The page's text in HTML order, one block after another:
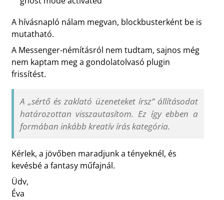
A hívásnapló nálam megvan, blockbusterként be is
mutatható.
A Messenger-némításról nem tudtam, sajnos még
nem kaptam meg a gondolatolvasó plugin
frissítést.
A „sértő és zaklató üzeneteket írsz” állításodat
határozottan visszautasítom. Ez így ebben a
formában inkább kreatív írás kategória.
Kérlek, a jövőben maradjunk a tényeknél, és
kevésbé a fantasy műfajnál.
Üdv,
Éva